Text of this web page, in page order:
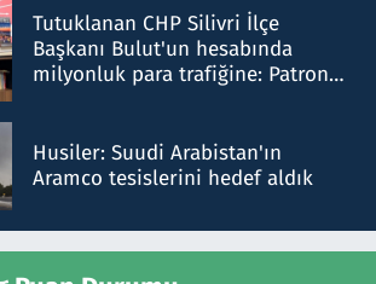
Tutuklanan CHP Silivri İlçe
Başkanı Bulut'un hesabında
milyonluk para trafiğine: Patron
Husiler: Suudi Arabistan'ın
Aramco tesislerini hedef aldık